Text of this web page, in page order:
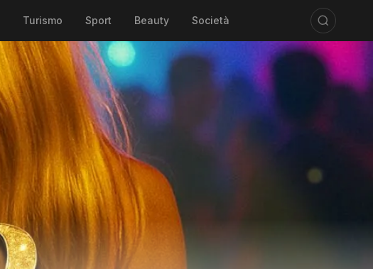
Turismo Sport Beauty Società